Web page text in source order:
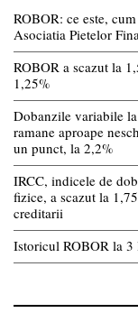
ROBOR: ce este,
Asociatia Pietelor
ROBOR a scazut la
1,25%
Dobanzile variabile
ramane aproape
un punct, la 2,2%
IRCC, indicele de
fizice, a scazut la
creditarii
Istoricul ROBOR la